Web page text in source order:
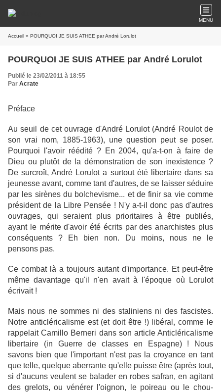
MENU
Accueil » POURQUOI JE SUIS ATHEE par André Lorulot
POURQUOI JE SUIS ATHEE par André Lorulot
Publié le 23/02/2011 à 18:55
Par Acrate
Préface
Au seuil de cet ouvrage d'André Lorulot (André Roulot de
son vrai nom, 1885-1963), une question peut se poser.
Pourquoi l'avoir réédité ? En 2004, qu'a-t-on à faire de
Dieu ou plutôt de la démonstration de son inexistence ?
De surcroît, André Lorulot a surtout été libertaire dans sa
jeunesse avant, comme tant d'autres, de se laisser séduire
par les sirènes du bolchevisme... et de finir sa vie comme
président de la Libre Pensée ! N'y a-t-il donc pas d'autres
ouvrages, qui seraient plus prioritaires à être publiés,
ayant le mérite d'avoir été écrits par des anarchistes plus
conséquents ? Eh bien non. Du moins, nous ne le
pensons pas.
Ce combat là a toujours autant d'importance. Et peut-être
même davantage qu'il n'en avait à l'époque où Lorulot
écrivait !
Mais nous ne sommes ni des staliniens ni des fascistes.
Notre anticléricalisme est (et doit être !) libéral, comme le
rappelait Camillo Berneri dans son article Anticléricalisme
libertaire (in Guerre de classes en Espagne) ! Nous
savons bien que l'important n'est pas la croyance en tant
que telle, quelque aberrante qu'elle puisse être (après tout,
si d'aucuns veulent se balader en robes safran, en agitant
des grelots, ou vénérer l'oignon, le poireau ou le chou-